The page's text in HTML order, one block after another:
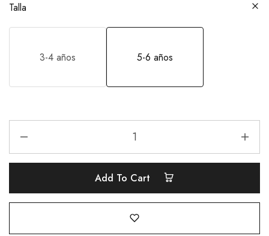
Talla
3-4 años 5-6 años
Add To Cart